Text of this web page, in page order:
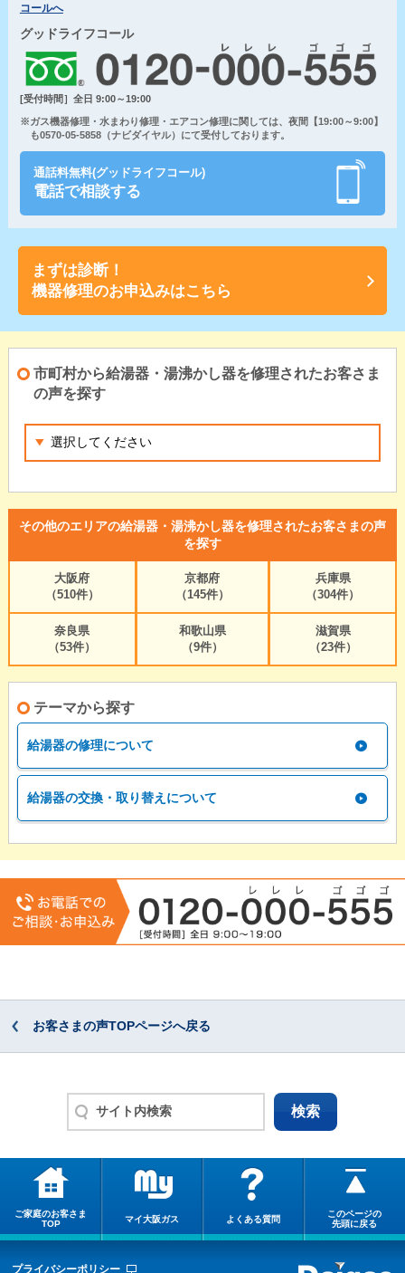
コールへ
グッドライフコール
[受付時間］全日 9:00～19:00
※ガス機器修理・水まわり修理・エアコン修理に関しては、夜間【19:00～9:00】
も0570-05-5858（ナビダイヤル）にて受付しております。
通話料無料(グッドライフコール)
電話で相談する
まずは診断！
機器修理のお申込みはこちら
市町村から給湯器・湯沸かし器を修理されたお客さま
の声を探す
その他のエリアの給湯器・湯沸かし器を修理されたお客さまの声
を探す
大阪府
（510件）
京都府
（145件）
兵庫県
（304件）
奈良県
（53件）
和歌山県
（9件）
滋賀県
（23件）
テーマから探す
給湯器の修理について
給湯器の交換・取り替えについて
お客さまの声TOPページへ戻る
ご家庭のお客さま
TOP
マイ大阪ガス よくある質問
このページの
先頭に戻る
プライバシーポリシー